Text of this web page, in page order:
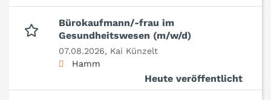
Bürokaufmann/-frau im
Gesundheitswesen (m/w/d)
07.08.2026, Kai Künzelt
Hamm
Heute veröffentlicht